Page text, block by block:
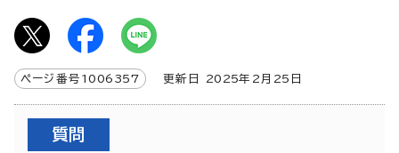
ページ番号 1006357 更新日 2025年2月 25 日
質問